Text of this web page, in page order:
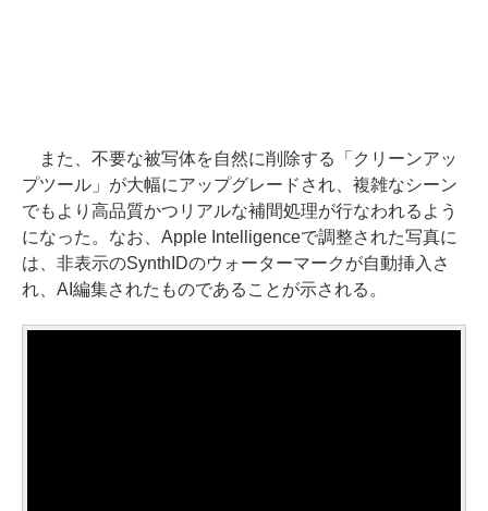
また、不要な被写体を自然に削除する「クリーンアッ
プツール」が大幅にアップグレードされ、複雑なシーン
でもより高品質かつリアルな補間処理が行なわれるよう
になった。なお、Apple Intelligenceで調整された写真に
は、非表示のSynthIDのウォーターマークが自動挿入さ
れ、AI編集されたものであることが示される。